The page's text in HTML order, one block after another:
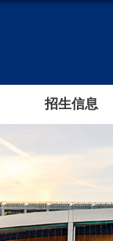
招生信息